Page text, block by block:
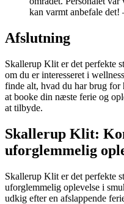
kan varmt anbefale det!
Afslutning
Skallerup Klit er det perfekte
om du er interesseret i
finde alt, hvad du har brug
at booke din næste ferie og
at tilbyde.
Skallerup Klit:
uforglemmelig
Skallerup Klit er det perfekte
uforglemmelig oplevelse i
udkig efter en afslappende